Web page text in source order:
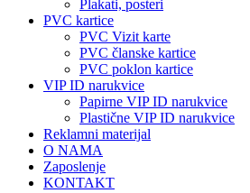
Plakati, posteri
PVC kartice
PVC Vizit karte
PVC članske kartice
PVC poklon kartice
VIP ID narukvice
Papirne VIP ID narukvice
Plastične VIP ID narukvice
Reklamni materijal
O NAMA
Zaposlenje
KONTAKT